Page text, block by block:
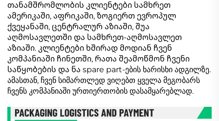
თანამშრომლობის კლიენტები სამხრეთ
ამერიკაში, აფრიკაში, ზოგიერთ ევროპულ
ქვეყანაში, ცენტრალურ აზიაში, შუა
აღმოსავლეთში და სამხრეთ-აღმოსავლეთ
აზიაში. კლიენტები ხშირად მოდიან ჩვენ
კომპანიაში ჩინეთში, რათა შეამოწმონ ჩვენი
საწყობების და ნა spare part-ების ხარისხი ადგილზე.
ამასთან, ჩვენ სიმართლედ ვიღებთ ყველა მეგობარს
ჩვენს კომპანიაში ურთიერთობის დასამყარებლად.